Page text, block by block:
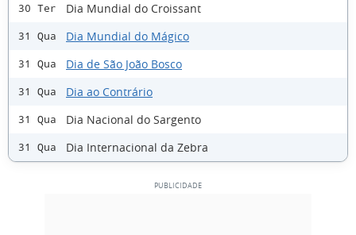
30 Ter Dia Mundial do Croissant
31 Qua Dia Mundial do Mágico
31 Qua Dia de São João Bosco
31 Qua Dia ao Contrário
31 Qua Dia Nacional do Sargento
31 Qua Dia Internacional da Zebra